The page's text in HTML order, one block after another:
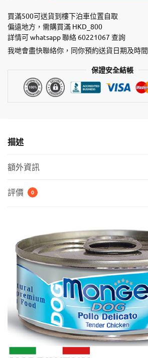
雞
肉
系
列
買滿500可送貨到樓下泊車位置自取
偏遠地方，需購買滿 HKD_800
詳情可 whatsapp 聯絡 60221067 查詢
我哋會盡快聯絡你，同你預約送貨日期及時間
保證安全結帳
描述
額外資訊
評價 0